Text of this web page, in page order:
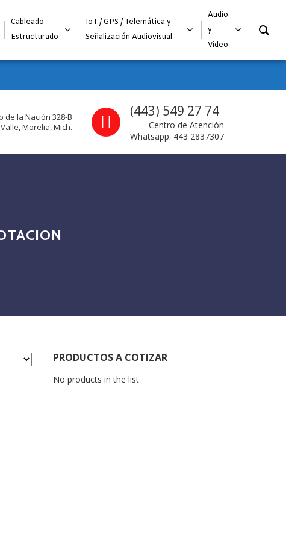
Cableado
Estructurado
IoT / GPS / Telemática y
Señalización Audiovisual
Audio
y
Video
Call us
(443) 549 27 74
Centro de Atención
Whatsapp: 443 2837307
de la Nación 328-B
Morelia, Mich.
PRODUCTOS A COTIZAR
No products in the list